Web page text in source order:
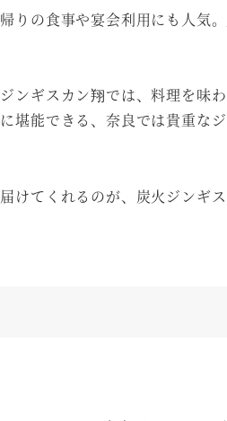
りの食事や宴会利用にも人気
ンギスカン翔では、料理を味
堪能できる、奈良では貴重な
けてくれるのが、炭火ジンギ